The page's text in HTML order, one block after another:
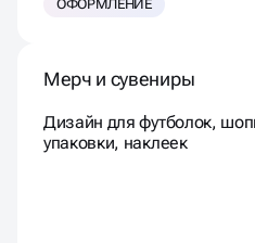
ОФОРМЛЕНИЕ
Мерч и сувениры
Дизайн для футболок,
упаковки, наклеек